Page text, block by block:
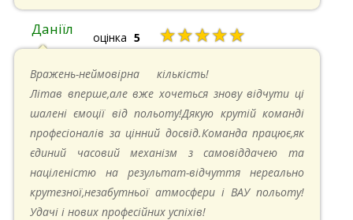
Даніїл оцінка 5 ★★★★★
Вражень-неймовірна кількість!
Літав вперше,але вже хочеться знову відчути ці
шалені ємоції від польоту!Дякую крутій команді
професіоналів за цінний досвід.Команда працює,як
єдиний часовий механізм з самовіддачею та
націленістю на результат-відчуття нереально
крутезної,незабутньої атмосфери і ВАУ польоту!
Удачі і нових професійних успіхів!